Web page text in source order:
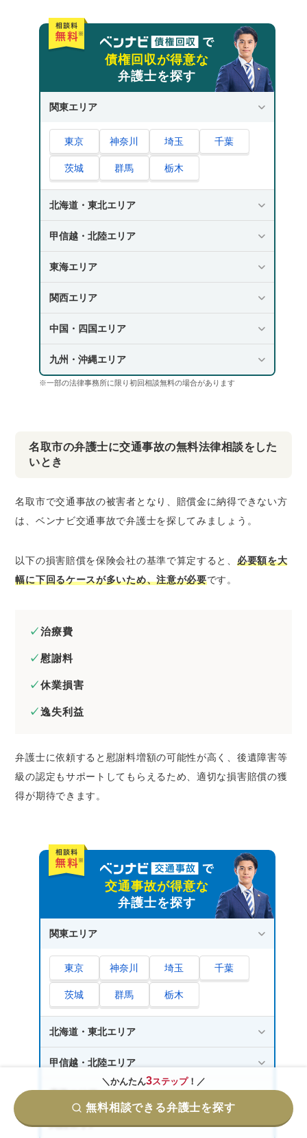
債権回収が得意な
弁護士を探す
関東エリア
東京 神奈川 埼玉 千葉
茨城 群馬 栃木
北海道・東北エリア
甲信越・北陸エリア
東海エリア
関西エリア
中国・四国エリア
九州・沖縄エリア
※一部の法律事務所に限り初回相談無料の場合があります
名取市の弁護士に交通事故の無料法律相談をした
いとき
名取市で交通事故の被害者となり、賠償金に納得できない方
は、ベンナビ交通事故で弁護士を探してみましょう。
以下の損害賠償を保険会社の基準で算定すると、 必要額を大
幅に下回るケースが多いため、注意が必要です。
治療費
慰謝料
休業損害
逸失利益
弁護士に依頼すると慰謝料増額の可能性が高く、後遺障害等
級の認定もサポートしてもらえるため、適切な損害賠償の獲
得が期待できます。
交通事故が得意な
弁護士を探す
関東エリア
東京 神奈川 埼玉 千葉
茨城 群馬 栃木
北海道・東北エリア
甲信越・北陸エリア
東海エリア
関西エリア
＼かんたん3ステップ！／
無料相談できる弁護士を探す